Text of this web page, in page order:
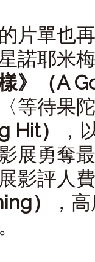
片單也
諾耶米
樣》（A
等待果
Hit）
，
展勇奪
影評人
）
，